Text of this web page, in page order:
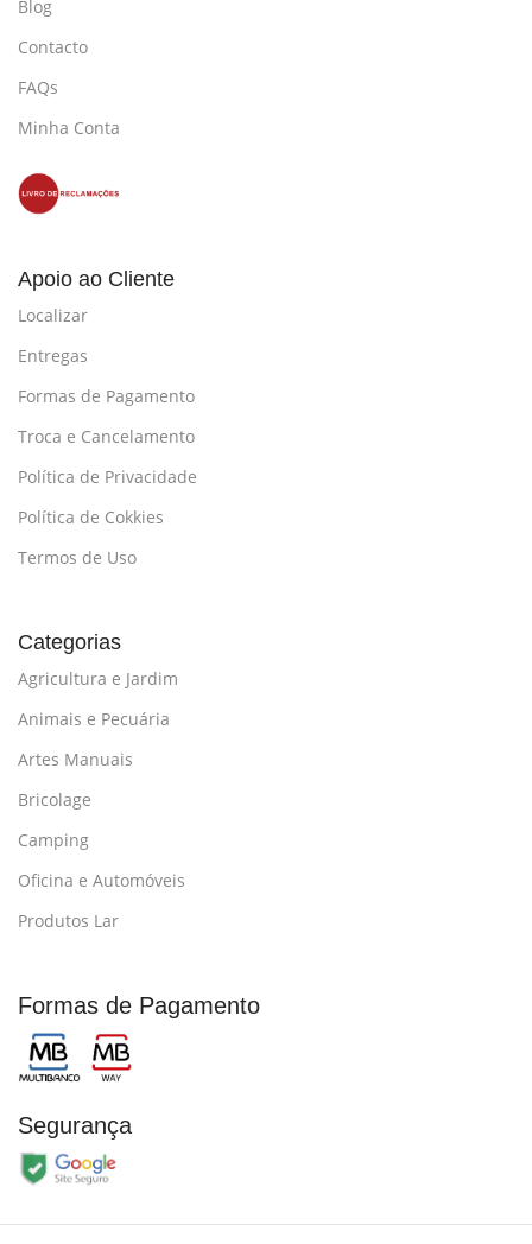
Blog
Contacto
FAQs
Minha Conta
Apoio ao Cliente
Localizar
Entregas
Formas de Pagamento
Troca e Cancelamento
Política de Privacidade
Política de Cokkies
Termos de Uso
Categorias
Agricultura e Jardim
Animais e Pecuária
Artes Manuais
Bricolage
Camping
Oficina e Automóveis
Produtos Lar
Formas de Pagamento
Segurança